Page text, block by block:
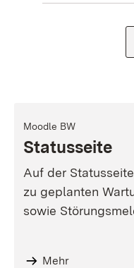
Moodle BW
Statusseite
Auf der
zu geplanten
sowie
Mehr